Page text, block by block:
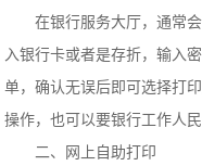
在银行服务大厅，通常会
入银行卡或者是存折，输入
单，确认无误后即可选择打
操作，也可以要银行工作人民
二、网上自助打印